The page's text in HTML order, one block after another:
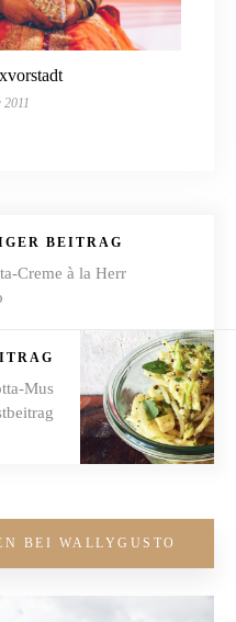
BEITRAG
Creme à la Herr
Mus
BEI WALLYGUSTO